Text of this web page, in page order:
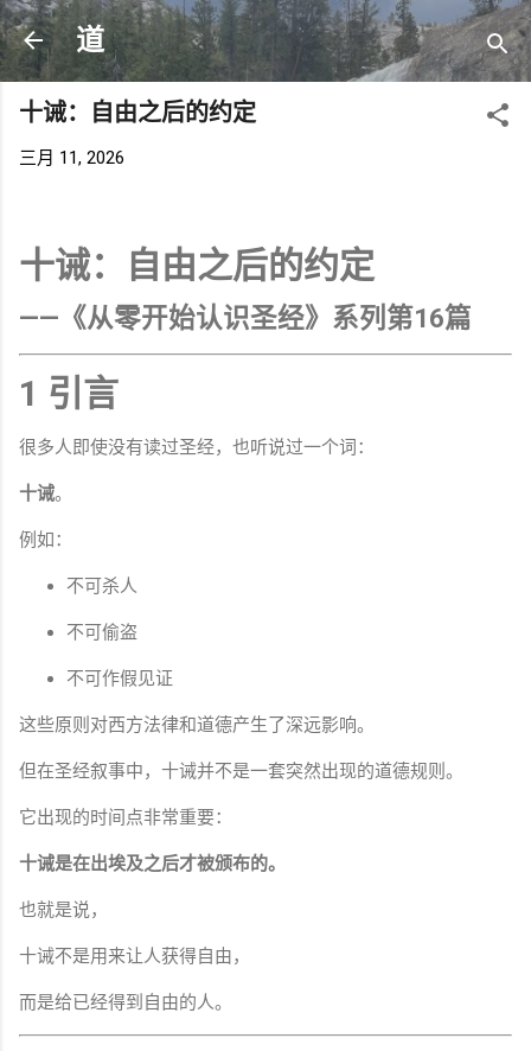
跳至主要内容
道
十诫：自由之后的约定
三月 11, 2026
十诫：自由之后的约定
——《从零开始认识圣经》系列第16篇
1 引言
很多人即使没有读过圣经，也听说过一个词：
十诫。
例如：
不可杀人
不可偷盗
不可作假见证
这些原则对西方法律和道德产生了深远影响。
但在圣经叙事中，十诫并不是一套突然出现的道德规则。
它出现的时间点非常重要：
十诫是在出埃及之后才被颁布的。
也就是说，
十诫不是用来让人获得自由，
而是给已经得到自由的人。